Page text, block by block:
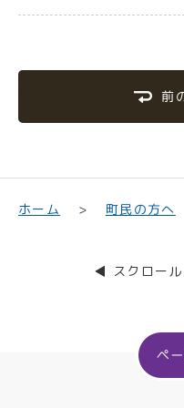
前
ホーム 町民の方へ
◀ スクロー